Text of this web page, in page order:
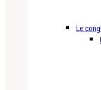
Le